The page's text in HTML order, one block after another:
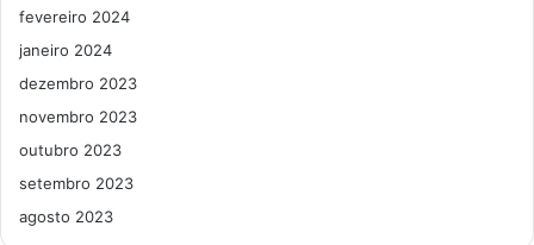
fevereiro 2024
janeiro 2024
dezembro 2023
novembro 2023
outubro 2023
setembro 2023
agosto 2023